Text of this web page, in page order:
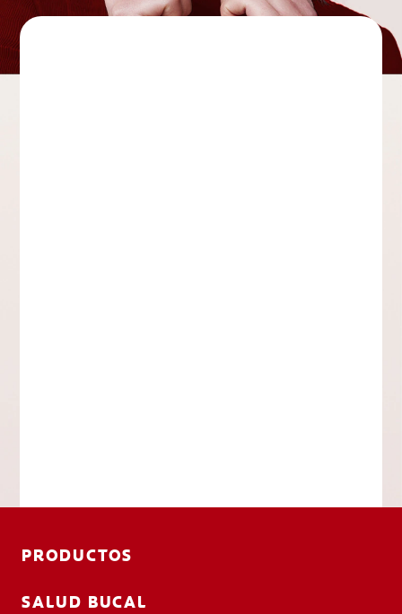
PRODUCTOS
SALUD BUCAL